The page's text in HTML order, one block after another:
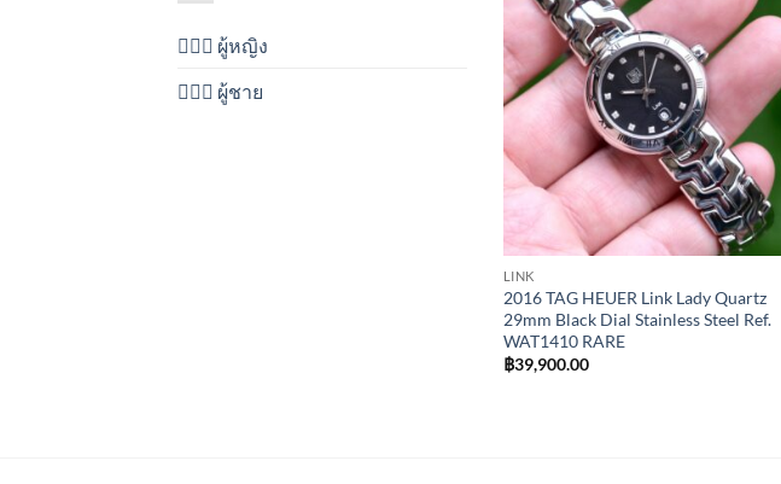
💁🏻‍♀️ ผู้หญิง
🙋🏻‍♂️ ผู้ชาย
Add to
Wishlist
LINK
2016 TAG HEUER Link Lady Quartz
29mm Black Dial Stainless Steel Ref.
WAT1410 RARE
฿39,900.00